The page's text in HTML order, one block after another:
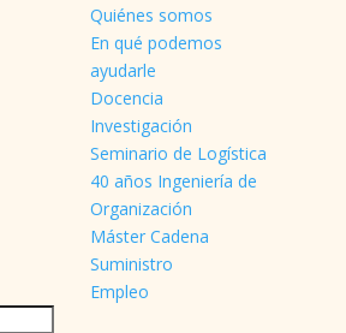
Quiénes somos
En qué podemos
ayudarle
Docencia
Investigación
Seminario de Logística
40 años Ingeniería de
Organización
Máster Cadena
Suministro
Empleo